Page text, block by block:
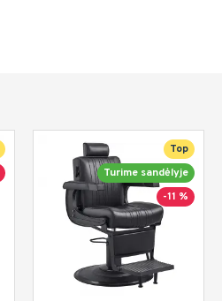
Top
Turime sandėlyje
-11 %